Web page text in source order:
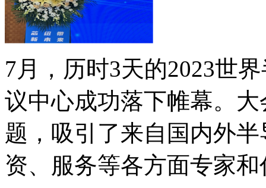
7月，历时3天的2023世
议中心成功落下帷幕。
题，吸引了来自国内外
资、服务等各方面专家